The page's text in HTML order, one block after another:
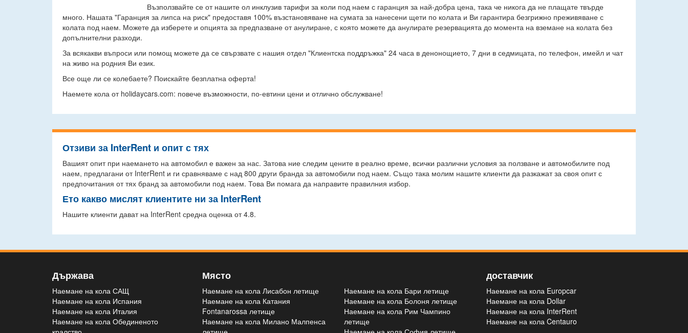
Възползвайте се от нашите ол инклузив тарифи за коли под наем с гаранция за най-добра цена, така че никога да не плащате твърде
много. Нашата "Гаранция за липса на риск" предоставя 100% възстановяване на сумата за нанесени щети по колата и Ви гарантира безгрижно преживяване с
колата под наем. Можете да изберете и опцията за предпазване от анулиране, с която можете да анулирате резервацията до момента на вземане на колата без
допълнителни разходи.
За всякакви въпроси или помощ можете да се свързвате с нашия отдел "Клиентска поддръжка" 24 часа в денонощието, 7 дни в седмицата, по телефон, имейл и чат
на живо на родния Ви език.
Все още ли се колебаете? Поискайте безплатна оферта!
Наемете кола от holidaycars.com: повече възможности, по-евтини цени и отлично обслужване!
Отзиви за InterRent и опит с тях
Вашият опит при наемането на автомобил е важен за нас. Затова ние следим цените в реално време, всички различни условия за ползване и автомобилите под
наем, предлагани от InterRent и ги сравняваме с над 800 други бранда за автомобили под наем. Също така молим нашите клиенти да разкажат за своя опит с
предпочитания от тях бранд за автомобили под наем. Това Ви помага да направите правилния избор.
Ето какво мислят клиентите ни за InterRent
Нашите клиенти дават на InterRent средна оценка от 4.8.
Държава
Наемане на кола САЩ
Наемане на кола Испания
Наемане на кола Италия
Наемане на кола Обединеното
Място
Наемане на кола Лисабон летище
Наемане на кола Катания
Fontanarossa летище
Наемане на кола Милано Малпенса
Наемане на кола Бари летище
Наемане на кола Болоня летище
Наемане на кола Рим Чампино
летище
доставчик
Наемане на кола Europcar
Наемане на кола Dollar
Наемане на кола InterRent
Наемане на кола Centauro